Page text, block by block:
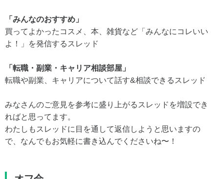
「みんなのおすすめ」
買ってよかったコスメ、本、雑貨など「みんなにコレいい
よ！」を発信するスレッド
「転職・副業・キャリア相談部屋」
転職や副業、キャリアについて話す&相談できるスレッド
みなさんのご意見を参考に盛り上がるスレッドを増設でき
ればと思ってます。
わたしもスレッドに目を通して返信しようと思いますの
で、なんでもお気軽に書き込んでくださいね〜！